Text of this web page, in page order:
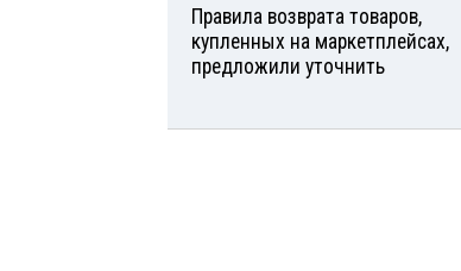
Правила возврата товаров,
купленных на маркетплейсах,
предложили уточнить